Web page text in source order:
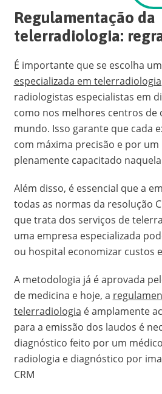
Regulamentação da
telerradiologia:
É importante que se escolha
especializada em telerradiologia
radiologistas especialistas em
como nos melhores centros de
mundo. Isso garante que cada
com máxima precisão e por
plenamente capacitado
Além disso, é essencial que a
todas as normas da resolução
que trata dos serviços de
uma empresa especializada
ou hospital economizar custos
A metodologia já é aprovada
de medicina e hoje, a
telerradiologia é amplamente
para a emissão dos laudos é
diagnóstico feito por um
radiologia e diagnóstico por
CRM